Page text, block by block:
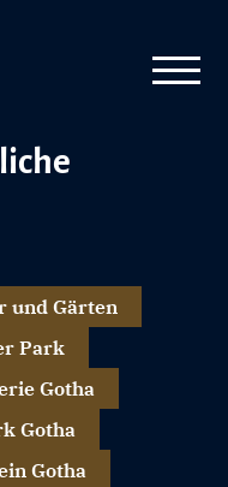
und Gärten
Park
Gotha
Gotha
Gotha